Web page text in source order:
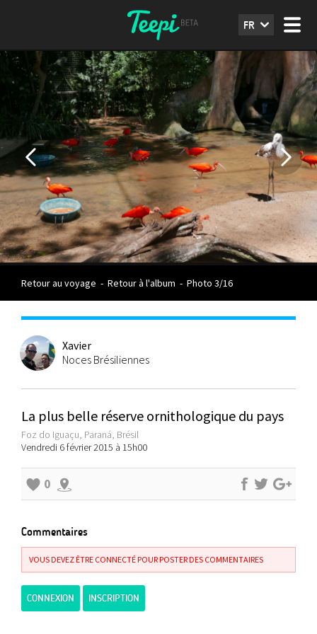
FR
Retour au voyage - Retour à l'album - Photo 3/16
Xavier
Noces Brésiliennes
La plus belle réserve ornithologique du pays
Foz do Iguaçu, Paraná, Brésil
Vendredi 6 février 2015 à 15h00
0
Commentaires
VOUS DEVEZ ÊTRE CONNECTÉ POUR POSTER DES COMMENTAIRES
CONNEXION INSCRIPTION